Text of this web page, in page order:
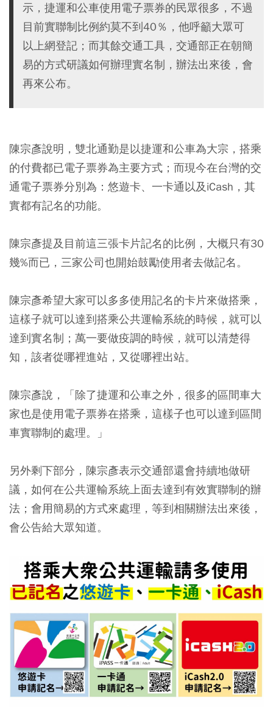
示，捷運和公車使用電子票券的民眾很多，不過
目前實聯制比例約莫不到40％，他呼籲大眾可
以上網登記；而其餘交通工具，交通部正在朝簡
易的方式研議如何辦理實名制，辦法出來後，會
再來公布。
陳宗彥說明，雙北通勤是以捷運和公車為大宗，搭乘
的付費都已電子票券為主要方式；而現今在台灣的交
通電子票券分別為：悠遊卡、一卡通以及iCash，其
實都有記名的功能。
陳宗彥提及目前這三張卡片記名的比例，大概只有30
幾%而已，三家公司也開始鼓勵使用者去做記名。
陳宗彥希望大家可以多多使用記名的卡片來做搭乘，
這樣子就可以達到搭乘公共運輸系統的時候，就可以
達到實名制；萬一要做疫調的時候，就可以清楚得
知，該者從哪裡進站，又從哪裡出站。
陳宗彥說，「除了捷運和公車之外，很多的區間車大
家也是使用電子票券在搭乘，這樣子也可以達到區間
車實聯制的處理。」
另外剩下部分，陳宗彥表示交通部還會持續地做研
議，如何在公共運輸系統上面去達到有效實聯制的辦
法；會用簡易的方式來處理，等到相關辦法出來後，
會公告給大眾知道。